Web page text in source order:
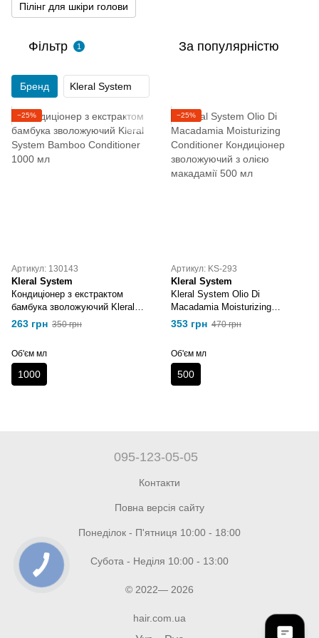
Пілінг для шкіри голови
Фільтр 1 За популярністю
Бренд Kleral System
−25%
Артикул: 130143
Kleral System
Кондиціонер з екстрактом
бамбука зволожуючий Kleral
System Bamboo Conditioner
1000 мл
263 грн 350 грн
Об'єм мл
1000
−25%
Артикул: KS-293
Kleral System
Kleral System Olio Di
Macadamia Moisturizing
Conditioner Кондиціонер
зволожуючий з олією
353 грн 470 грн
Об'єм мл
500
095-123-05-05
Контакти
Повна версія сайту
Понеділок - П'ятниця 10:00 - 18:00
Субота - Неділя 10:00 - 13:00
© 2022— 2026
hair.com.ua